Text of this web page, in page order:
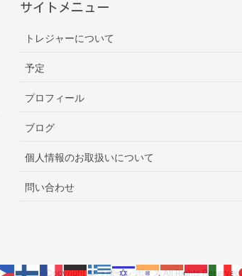
サイトメニュー
トレジャーについて
予定
プロフィール
ブログ
個人情報のお取扱いについて
問い合わせ
Copyright © ラポール･ボイス All Rights Reserved.